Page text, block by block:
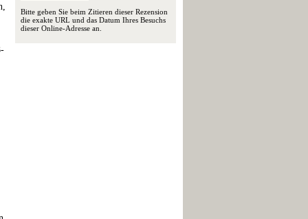
Bitte geben Sie beim Zitieren dieser Rezension
die exakte URL und das Datum Ihres Besuchs
dieser Online-Adresse an.